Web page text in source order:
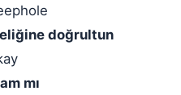
doğrultun
mı